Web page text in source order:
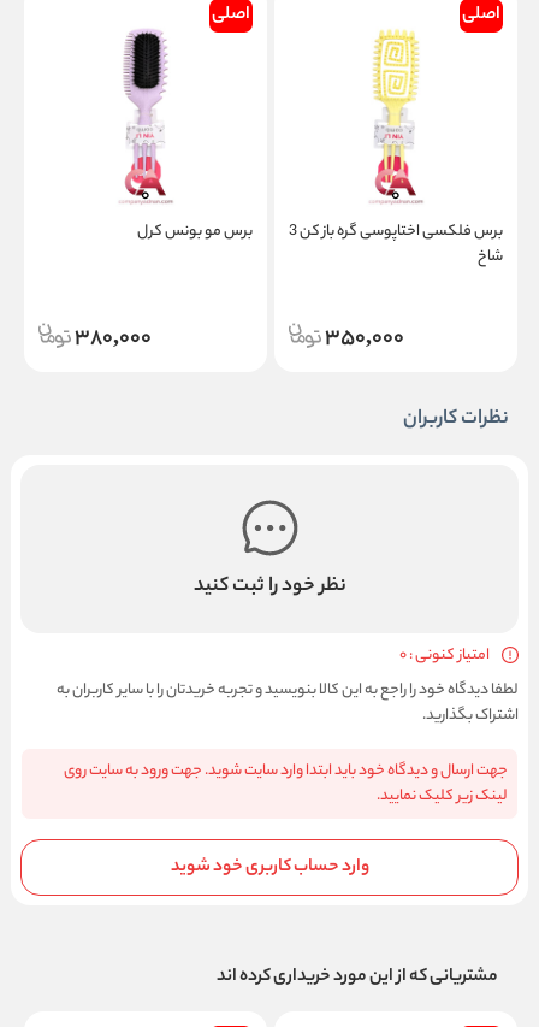
اصلی
برس فلکسی اختاپوسی گره باز کن 3
شاخ
350,000
اصلی
برس مو بونس کرل
380,000
نظرات کاربران
نظر خود را ثبت کنید
امتیاز کنونی : 0
لطفا دیدگاه خود را راجع به این کالا بنویسید و تجربه خریدتان را با سایر کاربران به
اشتراک بگذارید.
جهت ارسال و دیدگاه خود باید ابتدا وارد سایت شوید. جهت ورود به سایت روی
لینک زیر کلیک نمایید.
وارد حساب کاربری خود شوید
مشتریانی که از این مورد خریداری کرده اند